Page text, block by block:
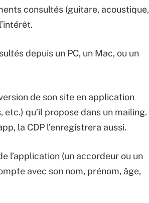
consultés (guitare, acoustique,
depuis un PC, un Mac, ou un
de son site en application
qu’il propose dans un mailing.
la CDP l’enregistrera aussi.
l’application (un accordeur ou un
avec son nom, prénom, âge,